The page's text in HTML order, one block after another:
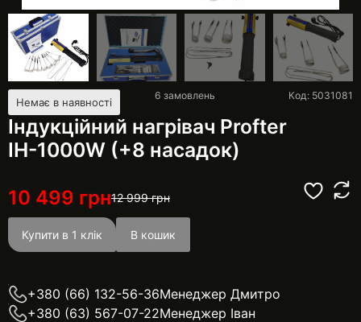
Немає в наявності
Індукційний нагрівач Profter
ІН-1000W (+8 насадок)
Код: 5031081
6 замовлень
10 499 грн12 999грн
Купити в 1 клік В кошик
+380 (66) 132-56-36Менеджер Дмитро
+380 (63) 567-07-22Менеджер Іван